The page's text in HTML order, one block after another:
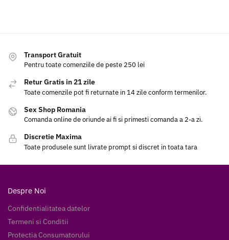
Transport Gratuit
Pentru toate comenziile de peste 250 lei
Retur Gratis in 21 zile
Toate comenzile pot fi returnate in 14 zile conform termenilor.
Sex Shop Romania
Comanda online de oriunde ai fi si primesti comanda a 2-a zi.
Discretie Maxima
Toate produsele sunt livrate prompt si discret in toata tara
Despre Noi
Confidentialitatea datelor
Termeni si Conditii
Protectia Consumatorului